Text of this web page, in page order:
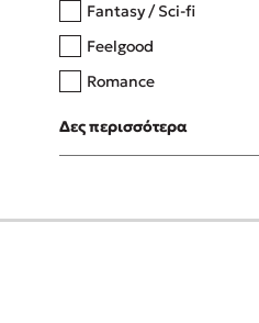
Fantasy / Sci-fi
Feelgood
Romance
Upmarket
Young Adult
Δες περισσότερα